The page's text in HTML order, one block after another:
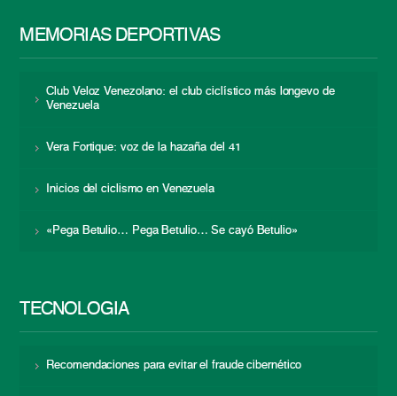
MEMORIAS DEPORTIVAS
Club Veloz Venezolano: el club ciclístico más longevo de
Venezuela
Vera Fortique: voz de la hazaña del 41
Inicios del ciclismo en Venezuela
«Pega Betulio… Pega Betulio… Se cayó Betulio»
TECNOLOGÍA
Recomendaciones para evitar el fraude cibernético